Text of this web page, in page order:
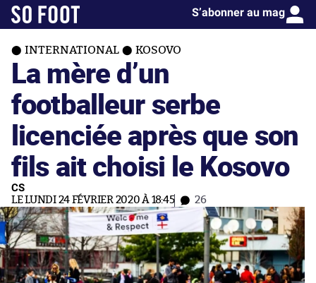
S’abonner au mag
INTERNATIONAL KOSOVO
La mère d’un
footballeur serbe
licenciée après que son
fils ait choisi le Kosovo
CS
LE LUNDI 24 FÉVRIER 2020 À 18:45 26